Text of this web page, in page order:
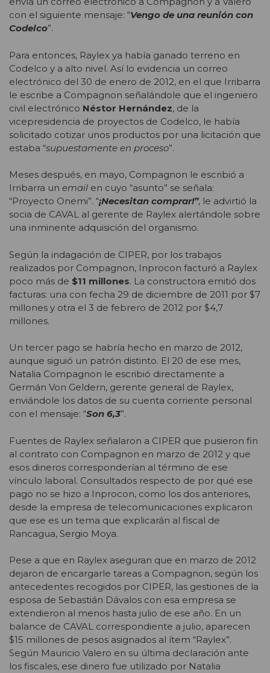
con el siguiente mensaje: “Vengo de una reunión con
Codelco”.
Para entonces, Raylex ya había ganado terreno en
Codelco y a alto nivel. Así lo evidencia un correo
electrónico del 30 de enero de 2012, en el que Irribarra
le escribe a Compagnon señalándole que el ingeniero
civil electrónico Néstor Hernández, de la
vicepresidencia de proyectos de Codelco, le había
solicitado cotizar unos productos por una licitación que
estaba “supuestamente en proceso”.
Meses después, en mayo, Compagnon le escribió a
Irribarra un email en cuyo “asunto” se señala:
“Proyecto Onemi”. “¡Necesitan comprar!”, le advirtió la
socia de CAVAL al gerente de Raylex alertándole sobre
una inminente adquisición del organismo.
Según la indagación de CIPER, por los trabajos
realizados por Compagnon, Inprocon facturó a Raylex
poco más de $11 millones. La constructora emitió dos
facturas: una con fecha 29 de diciembre de 2011 por $7
millones y otra el 3 de febrero de 2012 por $4,7
millones.
Un tercer pago se habría hecho en marzo de 2012,
aunque siguió un patrón distinto. El 20 de ese mes,
Natalia Compagnon le escribió directamente a
Germán Von Geldern, gerente general de Raylex,
enviándole los datos de su cuenta corriente personal
con el mensaje: “Son 6,3”.
Fuentes de Raylex señalaron a CIPER que pusieron fin
al contrato con Compagnon en marzo de 2012 y que
esos dineros corresponderían al término de ese
vínculo laboral. Consultados respecto de por qué ese
pago no se hizo a Inprocon, como los dos anteriores,
desde la empresa de telecomunicaciones explicaron
que ese es un tema que explicarán al fiscal de
Rancagua, Sergio Moya.
Pese a que en Raylex aseguran que en marzo de 2012
dejaron de encargarle tareas a Compagnon, según los
antecedentes recogidos por CIPER, las gestiones de la
esposa de Sebastián Dávalos con esa empresa se
extendieron al menos hasta julio de ese año. En un
balance de CAVAL correspondiente a julio, aparecen
$15 millones de pesos asignados al ítem “Raylex”.
Según Mauricio Valero en su última declaración ante
los fiscales, ese dinero fue utilizado por Natalia